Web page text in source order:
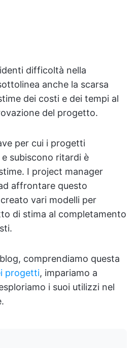
difficoltà nella
anche la scarsa
dei costi e dei tempi al
del progetto.
per cui i progetti
subiscono ritardi è
I project manager
affrontare questo
vari modelli per
di stima al completamento
comprendiamo questa
progetti, impariamo a
i suoi utilizzi nel